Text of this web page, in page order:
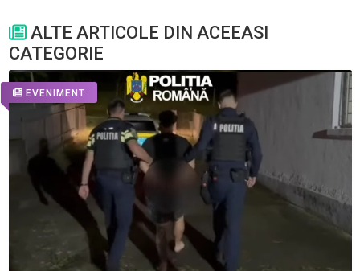
ALTE ARTICOLE DIN ACEEASI
CATEGORIE
EVENIMENT